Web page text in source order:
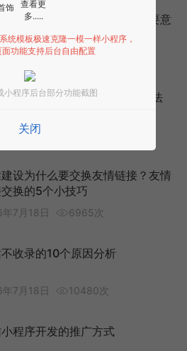
抓取频率对网站优化有什么重要意
7月18日 7910次
降权的3个原因和5个处理方法
年7月18日
设为什么要交换友情链接？友情
换的5个小技巧
7月18日 6965次
收录的10个原因分析
7月18日 10480次
程序开发的推广方式
饰
查看更
多.....
统模板极速克隆一模一样小程序，
功能支持后台自由配置
小程序后台部分功能截图
关闭